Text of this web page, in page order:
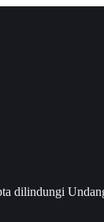
dilindungi